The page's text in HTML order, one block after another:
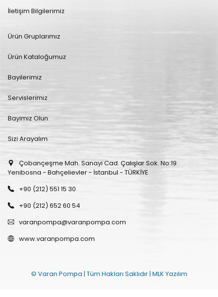
İletişim Bilgilerimiz
Ürün Gruplarımız
Ürün Kataloğumuz
Bayilerimiz
Servislerimiz
Bayimiz Olun
Sizi Arayalım
Çobançeşme Mah. Sanayi Cad. Çalışlar Sok. No:19
Yenibosna - Bahçelievler - İstanbul - TÜRKİYE
+90 (212) 551 15 30
+90 (212) 652 60 54
varanpompa@varanpompa.com
www.varanpompa.com
© Varan Pompa | Tüm Hakları Saklıdır | MLK Yazılım